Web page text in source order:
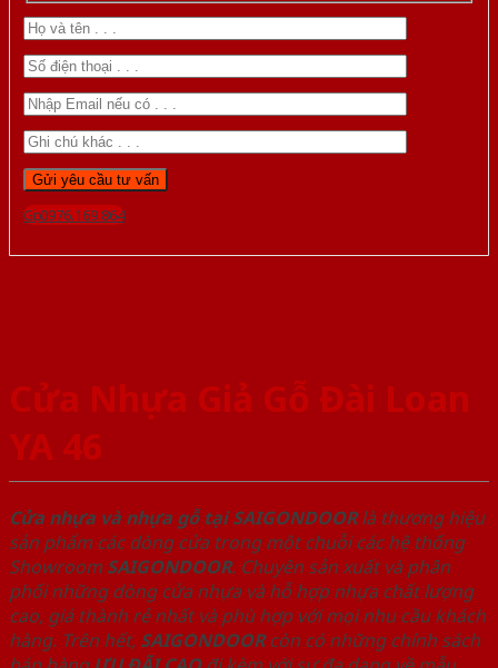
Gọi 0976.169.864
Cửa Nhựa Giả Gỗ Đài Loan
YA 46
Cửa nhựa và nhựa gỗ tại SAIGONDOORlà thương hiệu
sản phẩm các dòng cửa trong một chuỗi các hệ thống
Showroom SAIGONDOOR. Chuyên sản xuất và phân
phối những dòng cửa nhựa và hỗ hợp nhựa chất lượng
cao, giá thành rẻ nhất và phù hợp với mọi nhu cầu khách
hàng. Trên hết, SAIGONDOORcòn có những chính sách